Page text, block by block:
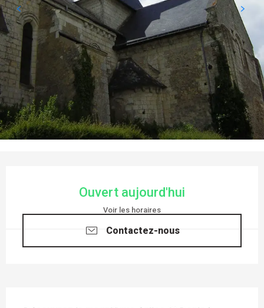
Ouvert aujourd'hui
Voir les horaires
Contactez-nous